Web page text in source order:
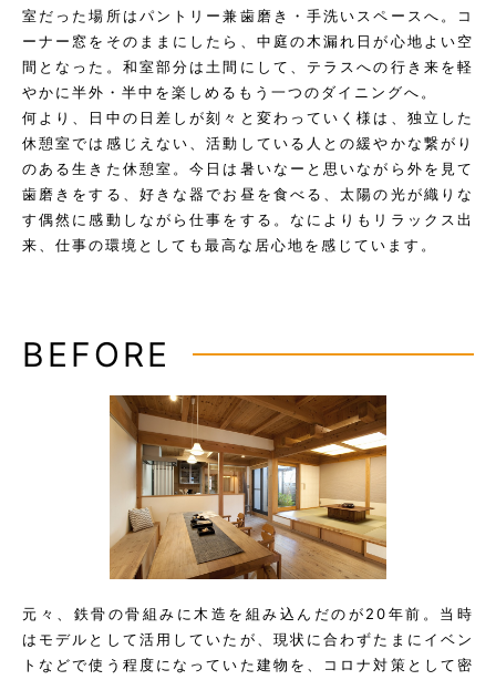
室だった場所はパントリー兼歯磨き・手洗いスペースへ。コ
ーナー窓をそのままにしたら、中庭の木漏れ日が心地よい空
間となった。和室部分は土間にして、テラスへの行き来を軽
やかに半外・半中を楽しめるもう一つのダイニングへ。
何より、日中の日差しが刻々と変わっていく様は、独立した
休憩室では感じえない、活動している人との緩やかな繋がり
のある生きた休憩室。今日は暑いなーと思いながら外を見て
歯磨きをする、好きな器でお昼を食べる、太陽の光が織りな
す偶然に感動しながら仕事をする。なによりもリラックス出
来、仕事の環境としても最高な居心地を感じています。
BEFORE
元々、鉄骨の骨組みに木造を組み込んだのが20年前。当時
はモデルとして活用していたが、現状に合わずたまにイベン
トなどで使う程度になっていた建物を、コロナ対策として密